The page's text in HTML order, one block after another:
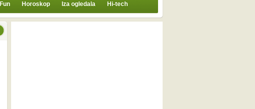
Fun Horoskop Iza ogledala Hi-tech